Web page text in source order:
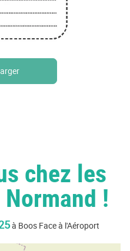
chez les
!
à Boos Face à l'Aéroport